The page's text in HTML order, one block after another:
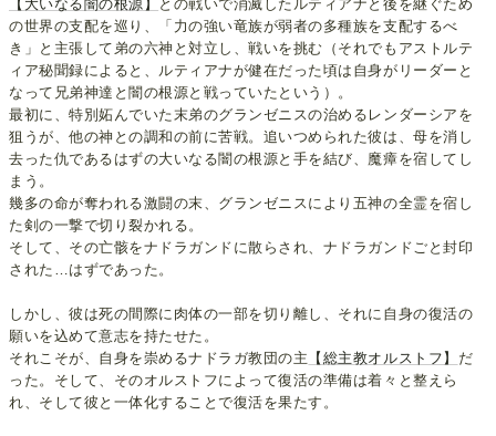
【大いなる闇の根源】
との戦いで消滅したルティアナと後を継ぐため
の世界の支配を巡り、「力の強い竜族が弱者の多種族を支配するべ
き」と主張して弟の六神と対立し、戦いを挑む（それでもアストルテ
ィア秘聞録によると、ルティアナが健在だった頃は自身がリーダーと
なって兄弟神達と闇の根源と戦っていたという）。
最初に、特別妬んでいた末弟のグランゼニスの治めるレンダーシアを
狙うが、他の神との調和の前に苦戦。追いつめられた彼は、母を消し
去った仇であるはずの大いなる闇の根源と手を結び、魔瘴を宿してし
まう。
幾多の命が奪われる激闘の末、グランゼニスにより五神の全霊を宿し
た剣の一撃で切り裂かれる。
そして、その亡骸をナドラガンドに散らされ、ナドラガンドごと封印
された…はずであった。
しかし、彼は死の間際に肉体の一部を切り離し、それに自身の復活の
願いを込めて意志を持たせた。
それこそが、自身を崇めるナドラガ教団の主 【総主教オルストフ】 だ
った。そして、そのオルストフによって復活の準備は着々と整えら
れ、そして彼と一体化することで復活を果たす。